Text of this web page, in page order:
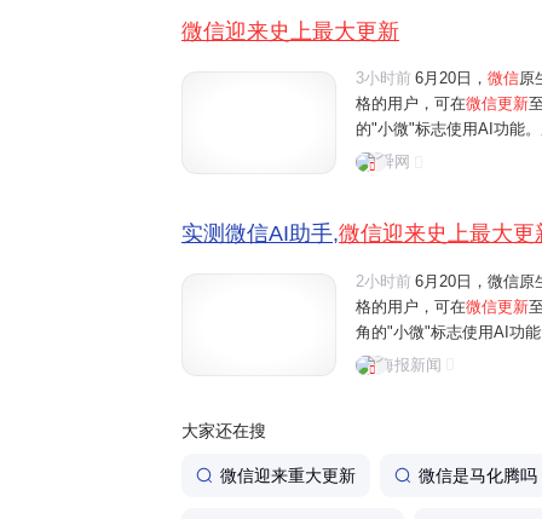
微信迎来史上最大更新
3小时前 6月20日， 微信原
格的用户，可在微信更新
的"小微"标志使用AI功能
微"的互动。界面新闻记者
舜网
实测微信AI助手,微信迎来史上最大更
2小时前 6月20日，微信原
格的用户，可在微信更新
角的"小微"标志使用AI功
微"的互动。界面新闻记
海报新闻
大家还在搜
微信迎来重大更新 微信是马化腾吗